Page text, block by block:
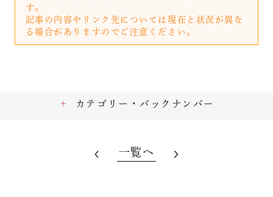
す。
記事の内容やリンク先については現在と状況が異な
る場合がありますのでご注意ください。
カテゴリー・バックナンバー
一覧へ